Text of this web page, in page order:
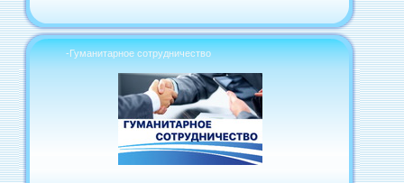
-Гуманитарное сотрудничество